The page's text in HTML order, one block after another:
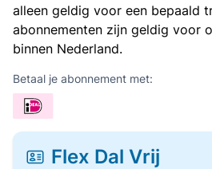
alleen geldig voor een bepaald
abonnementen zijn geldig voor
binnen Nederland.
Betaal je abonnement met:
Flex Dal Vrij